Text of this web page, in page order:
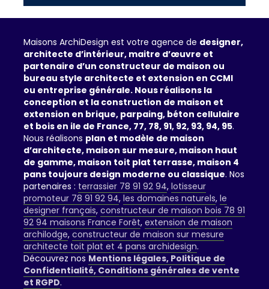
Maisons ArchiDesign est votre agence de designer,
architecte d’intérieur, maitre d’œuvre et
partenaire d’un constructeur de maison ou
bureau style architecte et extension en CCMI
ou entreprise générale. Nous réalisons la
conception et la construction de maison et
extension en brique, parpaing, béton cellulaire
et bois en ile de France, 77, 78, 91, 92, 93, 94, 95.
Nous réalisons plan et modèle de maison
d’architecte, maison sur mesure, maison haut
de gamme, maison toit plat terrasse, maison 4
pans toujours design moderne ou classique. Nos
partenaires : terrassier 78 91 92 94, lotisseur
promoteur 78 91 92 94, les domaines naturels, le
designer français, constructeur de maison bois 78 91
92 94 maisons France Forêt, extension de maison
archilodge, constructeur de maison sur mesure
architecte toit plat et 4 pans archidesign.
Découvrez nos Mentions légales, Politique de
Confidentialité, Conditions générales de vente
et RGPD.